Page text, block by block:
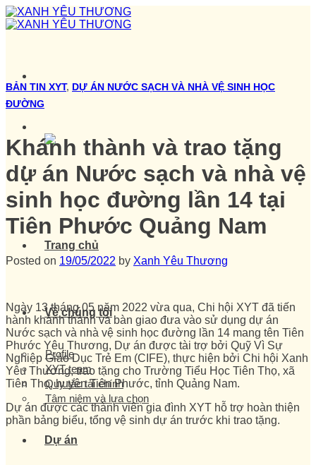
Skip
to
Trang chủ
Về chúng tôi
Profile
XYT team
Quy tắc tài chính
Tâm niệm và lựa chọn
Dự án
BẢN TIN XYT, DỰ ÁN NƯỚC SẠCH VÀ NHÀ VỆ SINH HỌC
ĐƯỜNG
Khánh thành và trao tặng
dự án Nước sạch và nhà vệ
sinh học đường lần 14 tại
Tiên Phước Quảng Nam
Posted on 19/05/2022 by Xanh Yêu Thương
Ngày 13 tháng 05 năm 2022 vừa qua, Chi hội XYT đã tiến
hành khánh thành và bàn giao đưa vào sử dụng dự án
Nước sạch và nhà vệ sinh học đường lần 14 mang tên Tiên
Phước Yêu Thương, Dự án được tài trợ bởi Quỹ Vì Sự
Nghiệp Giáo Dục Trẻ Em (CIFE), thực hiện bởi Chi hội Xanh
Yêu Thương, trao tặng cho Trường Tiểu Học Tiên Thọ, xã
Tiên Thọ, huyện Tiên Phước, tỉnh Quảng Nam.
Dự án được các thành viên gia đình XYT hỗ trợ hoàn thiện
phần bảng biểu, tổng vệ sinh dự án trước khi trao tặng.